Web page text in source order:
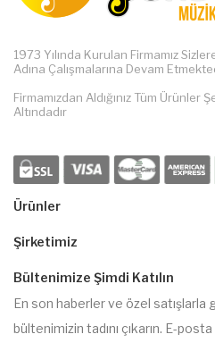
1973 Yılında Kurulan Firmamız
Adına Çalışmalarına Devam
Firmamızdan Aldığınız Tüm Ürünler
Altındadır
Ürünler
Şirketimiz
Bültenimize Şimdi Katılın
En son haberler ve özel satışlarla
bültenimizin tadını çıkarın. E-